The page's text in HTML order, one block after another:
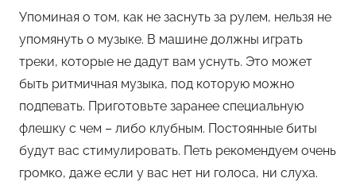
Упоминая о том, как не заснуть за рулем, нельзя не
упомянуть о музыке. В машине должны играть
треки, которые не дадут вам уснуть. Это может
быть ритмичная музыка, под которую можно
подпевать. Приготовьте заранее специальную
флешку с чем – либо клубным. Постоянные биты
будут вас стимулировать. Петь рекомендуем очень
громко, даже если у вас нет ни голоса, ни слуха.